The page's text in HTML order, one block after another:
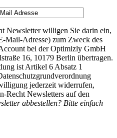
Newsletter willigen Sie darin ein,
Mail-Adresse) zum Zweck des
bei der Optimizly GmbH
16, 10179 Berlin übertragen.
ist Artikel 6 Absatz 1
jederzeit widerrufen,
Recht Newsletters auf den
abbestellen? Bitte einfach